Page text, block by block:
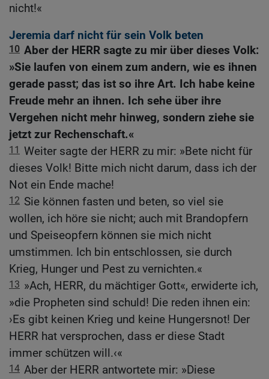
nicht!«
Jeremia darf nicht für sein Volk beten
10 Aber der HERR sagte zu mir über dieses Volk:
»Sie laufen von einem zum andern, wie es ihnen
gerade passt; das ist so ihre Art. Ich habe keine
Freude mehr an ihnen. Ich sehe über ihre
Vergehen nicht mehr hinweg, sondern ziehe sie
jetzt zur Rechenschaft.«
11 Weiter sagte der HERR zu mir: »Bete nicht für
dieses Volk! Bitte mich nicht darum, dass ich der
Not ein Ende mache!
12 Sie können fasten und beten, so viel sie
wollen, ich höre sie nicht; auch mit Brandopfern
und Speiseopfern können sie mich nicht
umstimmen. Ich bin entschlossen, sie durch
Krieg, Hunger und Pest zu vernichten.«
13 »Ach, HERR, du mächtiger Gott«, erwiderte ich,
»die Propheten sind schuld! Die reden ihnen ein:
›Es gibt keinen Krieg und keine Hungersnot! Der
HERR hat versprochen, dass er diese Stadt
immer schützen will.‹«
14 Aber der HERR antwortete mir: »Diese